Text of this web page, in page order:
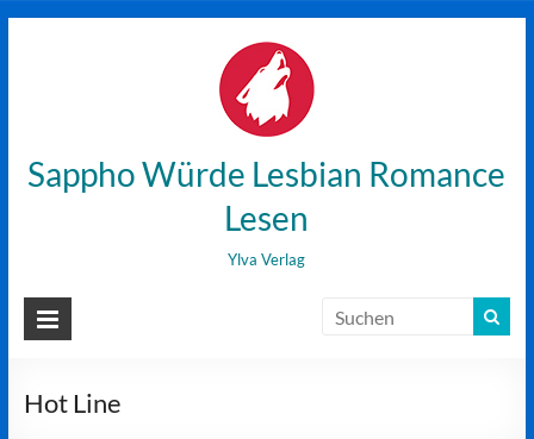
Sappho Würde Lesbian Romance
Lesen
Ylva Verlag
Hot Line